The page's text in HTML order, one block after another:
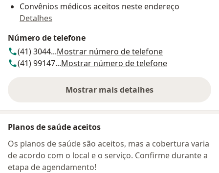
Convênios médicos aceitos neste endereço
Detalhes
Número de telefone
(41) 3044...Mostrar número de telefone
(41) 99147...Mostrar número de telefone
Mostrar mais detalhes
sobre o endereço
Planos de saúde aceitos
Os planos de saúde são aceitos, mas a cobertura varia
de acordo com o local e o serviço. Confirme durante a
etapa de agendamento!